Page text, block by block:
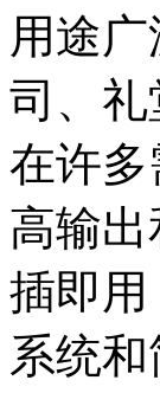
用途
司、
在许
高输
插即
系统